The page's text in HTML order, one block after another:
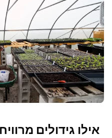
אילו גידולים